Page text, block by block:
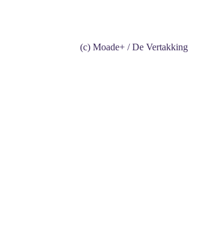
(c) Moade+ / De Vertakking